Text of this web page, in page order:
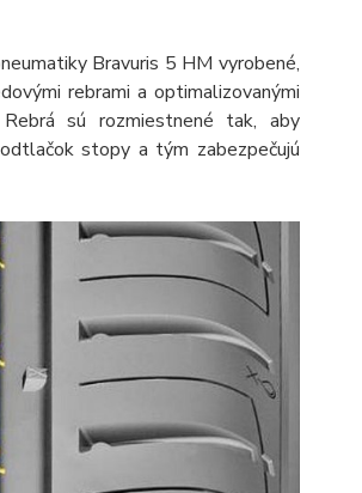
Bravuris 5 HM vyrobené,
rebrami a optimalizovanými
sú rozmiestnené tak, aby
stopy a tým zabezpečujú